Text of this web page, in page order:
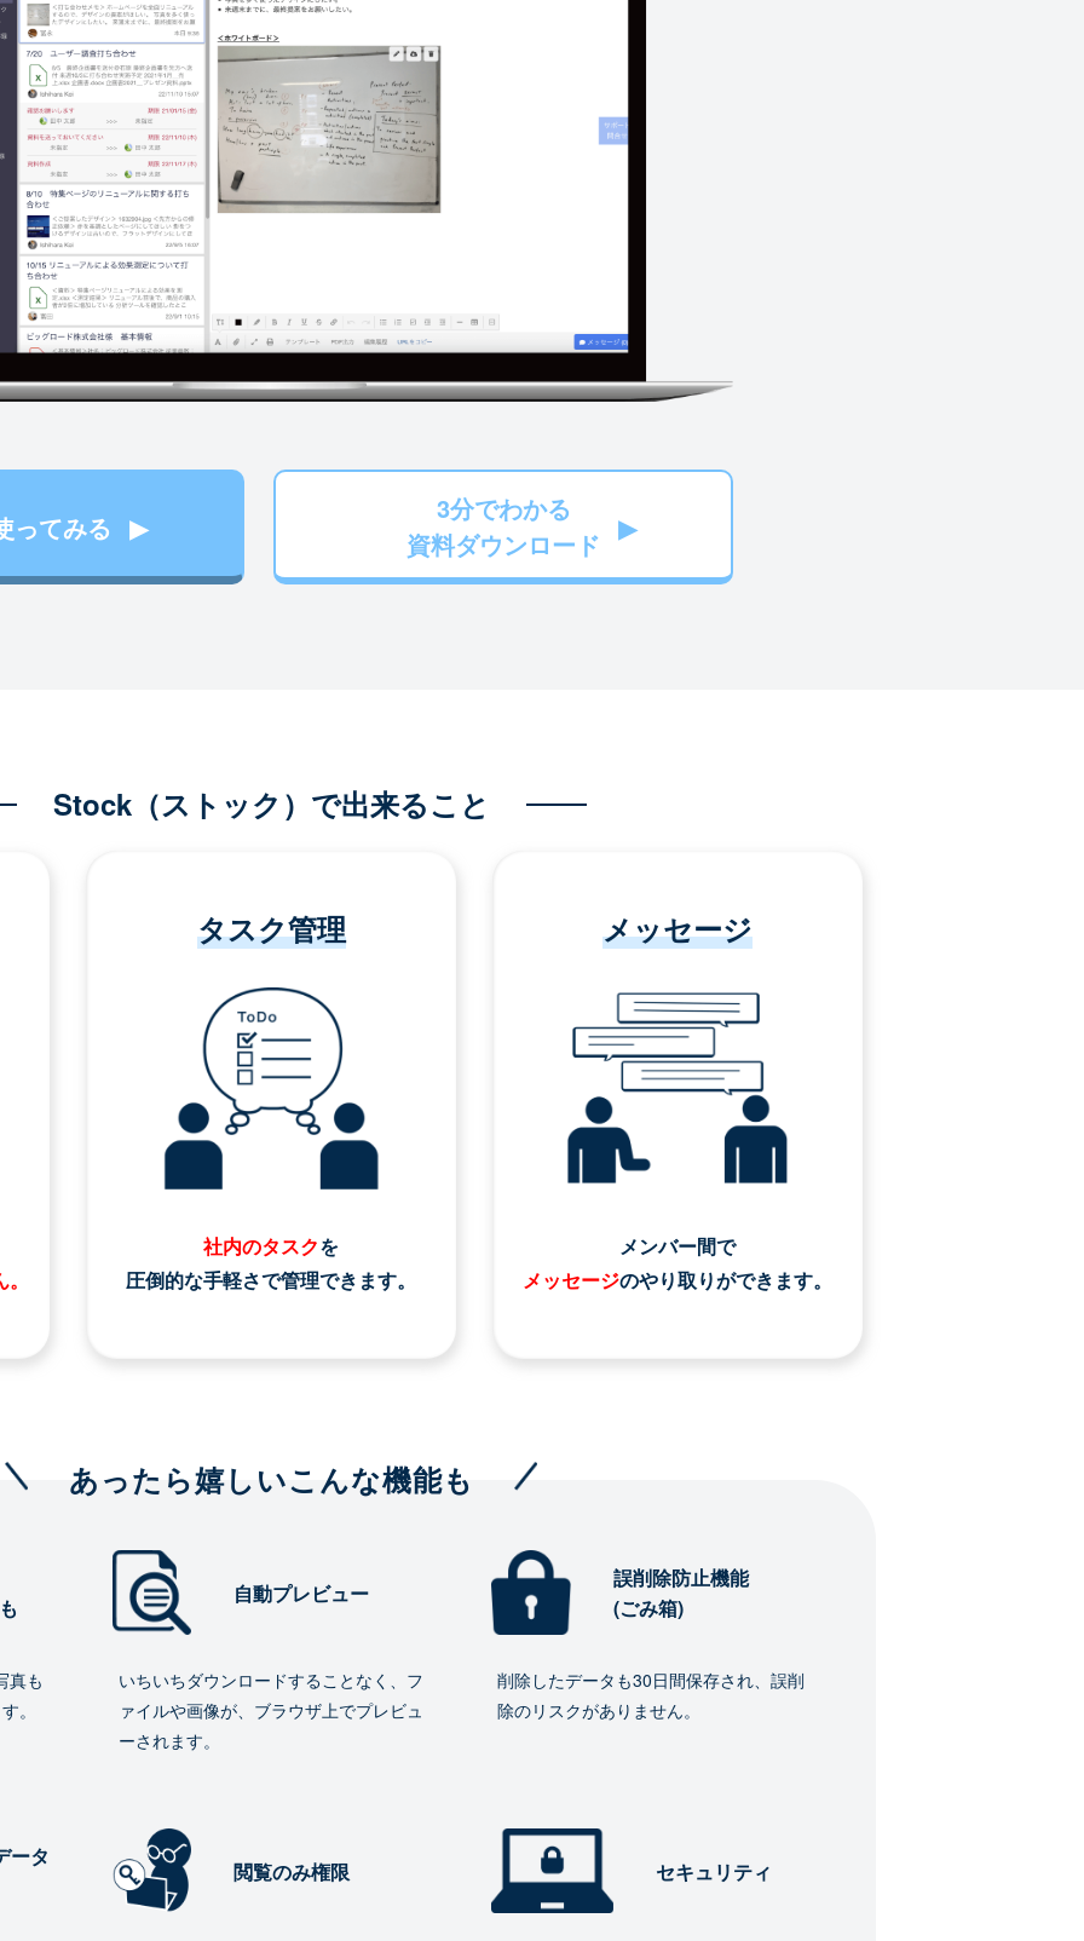
ってみる
3分でわかる
資料ダウンロード
Stock（ストック）で出来ること
タスク管理
社内のタスクを
圧倒的な手軽さで管理できます。
メッセージ
メンバー間で
メッセージのやり取りができます。
あったら嬉しいこんな機能も
真も
。
自動プレビュー
いちいちダウンロードすることなく、フ
ァイルや画像が、ブラウザ上でプレビュ
ーされます。
誤削除防止機能
(ごみ箱)
削除したデータも30日間保存され、誤削
除のリスクがありません。
ータ
閲覧のみ権限 セキュリティ